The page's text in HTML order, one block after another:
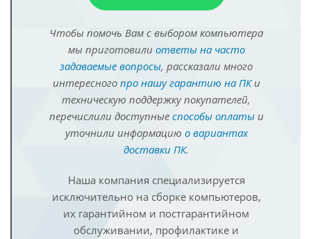
Чтобы помочь Вам с выбором компьютера
мы приготовили ответы на часто
задаваемые вопросы, рассказали много
интересного про нашу гарантию на ПКи
техническую поддержку покупателей,
перечислили доступные способы оплатыи
уточнили информацию о вариантах
доставки ПК.
Наша компания специализируется
исключительно на сборке компьютеров,
их гарантийном и постгарантийном
обслуживании, профилактике и